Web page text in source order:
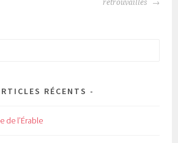
retrouvailles
RÉCENTS
de l’Érable